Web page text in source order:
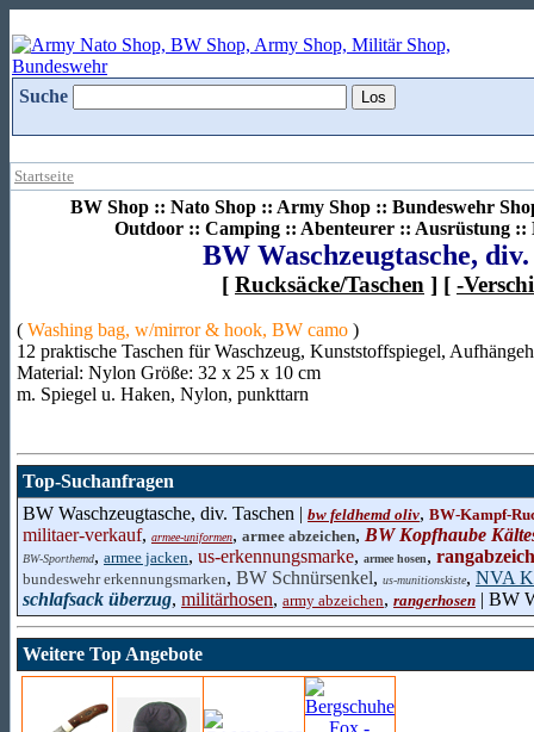
Suche
Startseite
BW Shop :: Nato Shop :: Army Shop :: Bundeswehr
Outdoor :: Camping :: Abenteurer :: Ausrüstung ::
BW Waschzeugtasche,
[ Rucksäcke/Taschen ] [ -
( Washing bag, w/mirror & hook, BW camo )
12 praktische Taschen für Waschzeug, Kunststoffspiegel,
Material: Nylon Größe: 32 x 25 x 10 cm
m. Spiegel u. Haken, Nylon, punkttarn
Top-Suchanfragen
BW Waschzeugtasche, div. Taschen | bw feldhemd oliv, BW-Kampf-
militaer-verkauf, armee-uniformen, armee abzeichen, BW Kopfhaube
BW-Sporthemd, armee jacken, us-erkennungsmarke, armee hosen,
bundeswehr erkennungsmarken, BW Schnürsenkel, us-munitionskiste, NVA
schlafsack überzug, militärhosen, army abzeichen, rangerhosen | BW
Weitere Top Angebote